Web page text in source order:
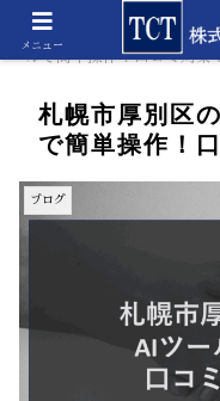
ホーム ブログ
ルで簡単操作！口コミ対策
札幌市厚別区
で簡単操作！
ブログ
メニュー